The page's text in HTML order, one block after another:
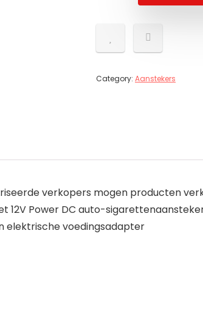
Category: Aanstekers
verkopers mogen producten
12V Power DC auto-
elektrische voedingsadapter